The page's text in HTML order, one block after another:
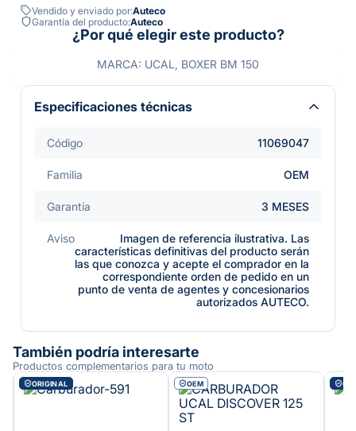
Vendido y enviado por:Auteco
Garantía del producto:Auteco
¿Por qué elegir este producto?
MARCA: UCAL, BOXER BM 150
Especificaciones técnicas
Código 11069047
Familia OEM
Garantía 3 MESES
Aviso
Imagen de referencia ilustrativa. Las
características definitivas del producto serán
las que conozca y acepte el comprador en la
correspondiente orden de pedido en un
punto de venta de agentes y concesionarios
autorizados AUTECO.
También podría interesarte
Productos complementarios para tu moto
ORIGINAL OEM